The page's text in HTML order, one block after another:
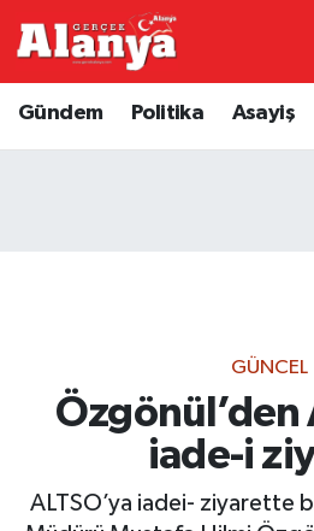
Gündem Politika Asayiş
GÜNCEL
Özgönül’den
iade-i
ALTSO’ya iadei- ziyarette
Genel
Diğer
Ekonomi
Trafik Durumu
Haber Arşivi